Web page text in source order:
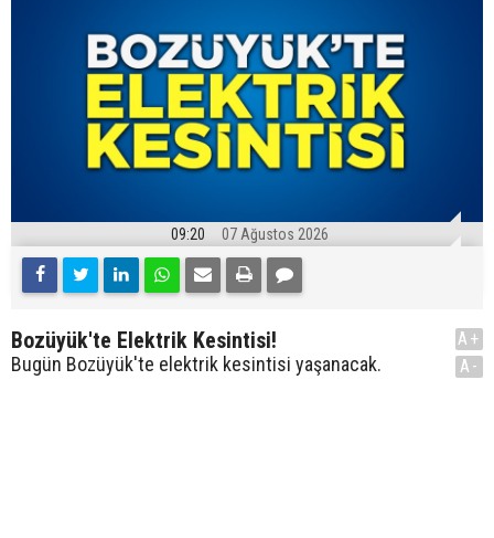
09:20 07 Ağustos 2026
Bozüyük'te Elektrik Kesintisi!
Bugün Bozüyük'te elektrik kesintisi yaşanacak.
A+
A-